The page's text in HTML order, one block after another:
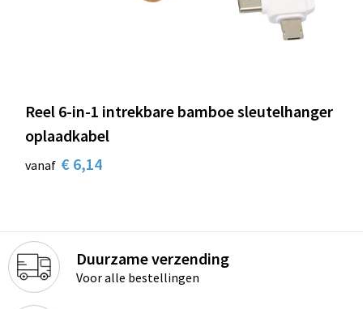
Reel 6-in-1 intrekbare bamboe sleutelhanger
oplaadkabel
vanaf € 6,14
Duurzame verzending
Voor alle bestellingen